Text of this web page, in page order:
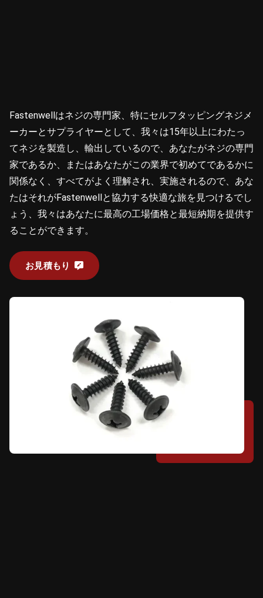
Fastenwellはネジの専門家、特にセルフタッピングネジメ
ーカーとサプライヤーとして、我々は15年以上にわたっ
てネジを製造し、輸出しているので、あなたがネジの専門
家であるか、またはあなたがこの業界で初めてであるかに
関係なく、すべてがよく理解され、実施されるので、あな
たはそれがFastenwellと協力する快適な旅を見つけるでし
ょう、我々はあなたに最高の工場価格と最短納期を提供す
ることができます。
お見積もり